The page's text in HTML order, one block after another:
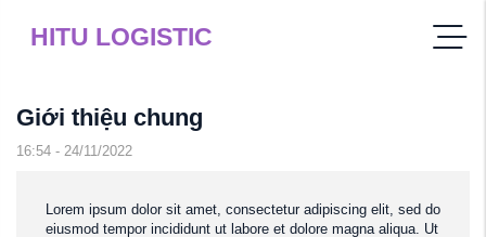
HITU LOGISTIC
Giới thiệu chung
16:54 - 24/11/2022
Lorem ipsum dolor sit amet, consectetur adipiscing elit, sed do
eiusmod tempor incididunt ut labore et dolore magna aliqua. Ut